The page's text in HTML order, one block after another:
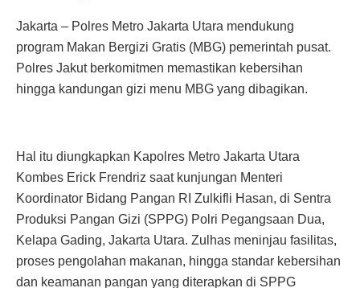
Jakarta – Polres Metro Jakarta Utara mendukung
program Makan Bergizi Gratis (MBG) pemerintah pusat.
Polres Jakut berkomitmen memastikan kebersihan
hingga kandungan gizi menu MBG yang dibagikan.
Hal itu diungkapkan Kapolres Metro Jakarta Utara
Kombes Erick Frendriz saat kunjungan Menteri
Koordinator Bidang Pangan RI Zulkifli Hasan, di Sentra
Produksi Pangan Gizi (SPPG) Polri Pegangsaan Dua,
Kelapa Gading, Jakarta Utara. Zulhas meninjau fasilitas,
proses pengolahan makanan, hingga standar kebersihan
dan keamanan pangan yang diterapkan di SPPG